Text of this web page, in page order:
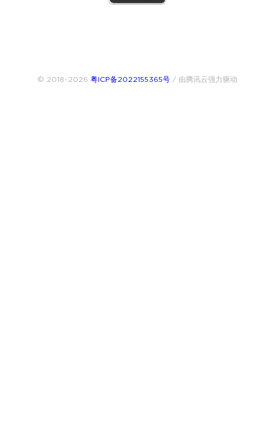
© 2018~2026 粤ICP备2022155365号/ 由腾讯云强力驱动